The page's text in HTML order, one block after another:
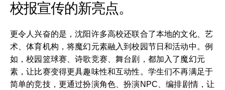
校报宣传的新亮点。
更令人兴奋的是，沈阳许多高校还联合了本地的文化、艺
术、体育机构，将魔幻元素融入到校园节日和活动中。例
如，校园篮球赛、诗歌竞赛、舞台剧，都加入了魔幻元
素，让比赛变得更具趣味性和互动性。学生们不再满足于
简单的竞技，更通过扮演角色、扮演NPC、编排剧情，让